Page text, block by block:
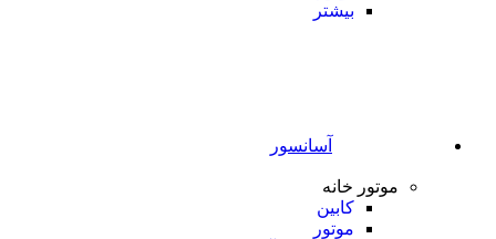
بیشتر
آسانسور
موتور خانه
کابین
موتور